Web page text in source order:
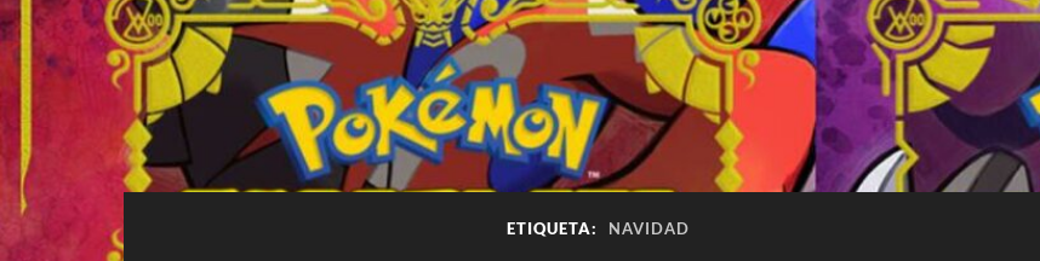
ETIQUETA: NAVIDAD